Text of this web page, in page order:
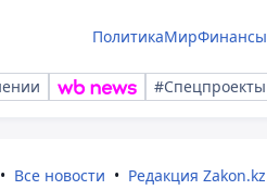
ПолитикаМирФинансы
#Спецпроекты
Все новости Редакция Zakon.kz